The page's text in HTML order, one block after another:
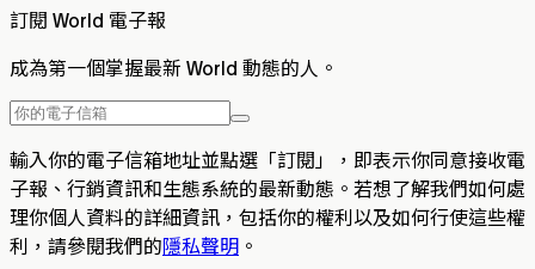
訂閱 World 電子報
成為第一個掌握最新 World 動態的人。
輸入你的電子信箱地址並點選「訂閱」，即表示你同意接收電
子報、行銷資訊和生態系統的最新動態。若想了解我們如何處
理你個人資料的詳細資訊，包括你的權利以及如何行使這些權
利，請參閱我們的隱私聲明 。